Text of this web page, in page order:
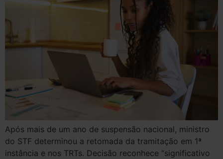
Após mais de um ano de suspensão nacional, ministro
do STF determinou a retomada da tramitação em 1ª
instância e nos TRTs. Decisão reconhece “significativo